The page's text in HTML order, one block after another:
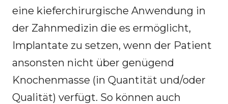
eine kieferchirurgische Anwendung in
der Zahnmedizin die es ermöglicht,
Implantate zu setzen, wenn der Patient
ansonsten nicht über genügend
Knochenmasse (in Quantität und/oder
Qualität) verfügt. So können auch